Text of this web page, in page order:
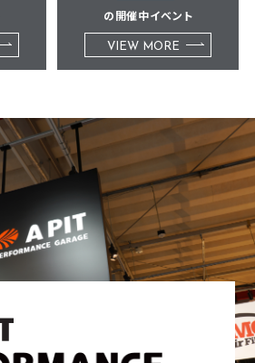
の開催中イベント
VIEW MORE